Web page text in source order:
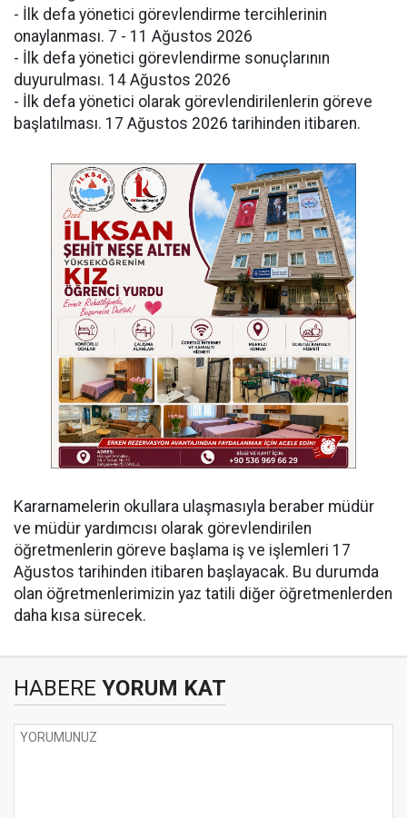
- İlk defa yönetici görevlendirme tercihlerinin
onaylanması. 7 - 11 Ağustos 2026
- İlk defa yönetici görevlendirme sonuçlarının
duyurulması. 14 Ağustos 2026
- İlk defa yönetici olarak görevlendirilenlerin göreve
başlatılması. 17 Ağustos 2026 tarihinden itibaren.
Kararnamelerin okullara ulaşmasıyla beraber müdür
ve müdür yardımcısı olarak görevlendirilen
öğretmenlerin göreve başlama iş ve işlemleri 17
Ağustos tarihinden itibaren başlayacak. Bu durumda
olan öğretmenlerimizin yaz tatili diğer öğretmenlerden
daha kısa sürecek.
HABERE YORUM KAT